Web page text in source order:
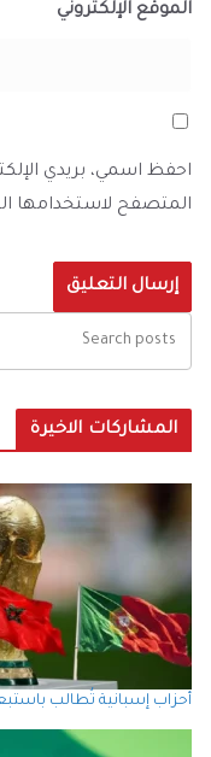
الموقع الإلكتروني
احفظ اسمي، بريدي
المتصفح لاستخدامها
المشاركات الاخيرة
أحزاب إسبانية تُطالب